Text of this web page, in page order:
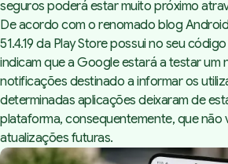
seguros poderá estar muito próximo
De acordo com o renomadoblog
51.4.19 da Play Store possui no seu
indicam que a Google estará a testar um
notificações destinado a informar os
determinadas aplicações deixaram de
plataforma, consequentemente, que não
atualizações futuras.